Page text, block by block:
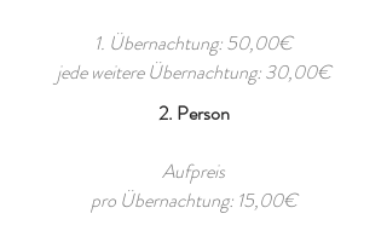
1. Übernachtung: 50,00€
jede weitere Übernachtung: 30,00€
2. Person
Aufpreis
pro Übernachtung: 15,00€